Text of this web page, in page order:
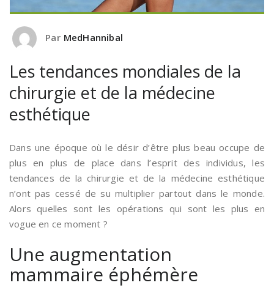
Par MedHannibal
Les tendances mondiales de la
chirurgie et de la médecine
esthétique
Dans une époque où le désir d’être plus beau occupe de
plus en plus de place dans l’esprit des individus, les
tendances de la chirurgie et de la médecine esthétique
n’ont pas cessé de su multiplier partout dans le monde.
Alors quelles sont les opérations qui sont les plus en
vogue en ce moment ?
Une augmentation
mammaire éphémère